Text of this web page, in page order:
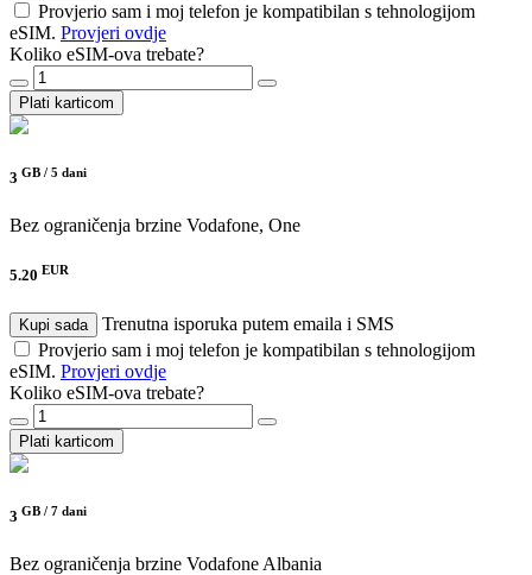
Provjerio sam i moj telefon je kompatibilan s tehnologijom
eSIM. Provjeri ovdje
Koliko eSIM-ova trebate?
Plati karticom
3 GB / 5 dani
Bez ograničenja brzine Vodafone, One
5.20 EUR
Kupi sada
Trenutna isporuka putem emaila i SMS
Provjerio sam i moj telefon je kompatibilan s tehnologijom
eSIM. Provjeri ovdje
Koliko eSIM-ova trebate?
Plati karticom
3 GB / 7 dani
Bez ograničenja brzine Vodafone Albania